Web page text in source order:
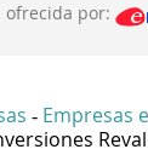
ofrecida por:
- Empresas
Reval